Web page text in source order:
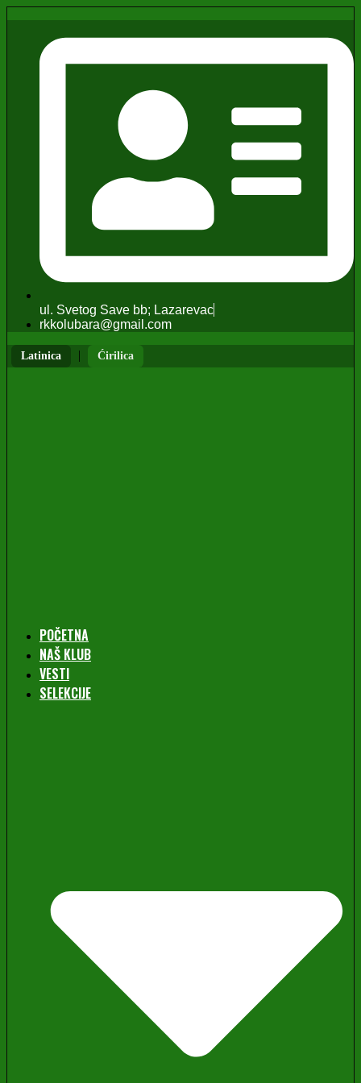
ul. Svetog Save bb; Lazarevac
rkkolubara@gmail.com
Latinica | Ćirilica
POČETNA
NAŠ KLUB
VESTI
SELEKCIJE